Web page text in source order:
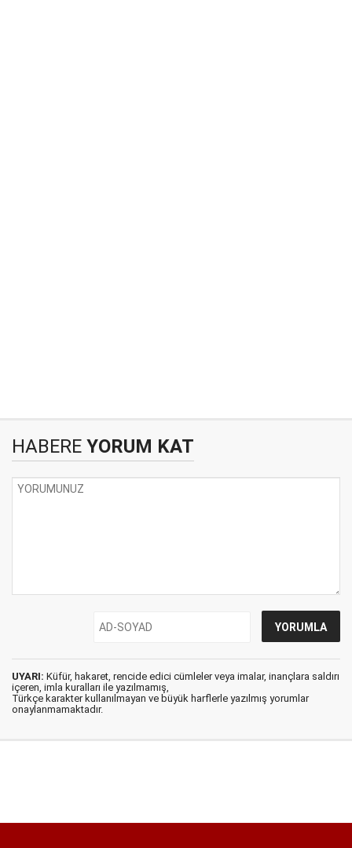
HABERE YORUM KAT
UYARI: Küfür, hakaret, rencide edici cümleler veya imalar, inançlara saldırı
içeren, imla kuralları ile yazılmamış,
Türkçe karakter kullanılmayan ve büyük harflerle yazılmış yorumlar
onaylanmamaktadır.